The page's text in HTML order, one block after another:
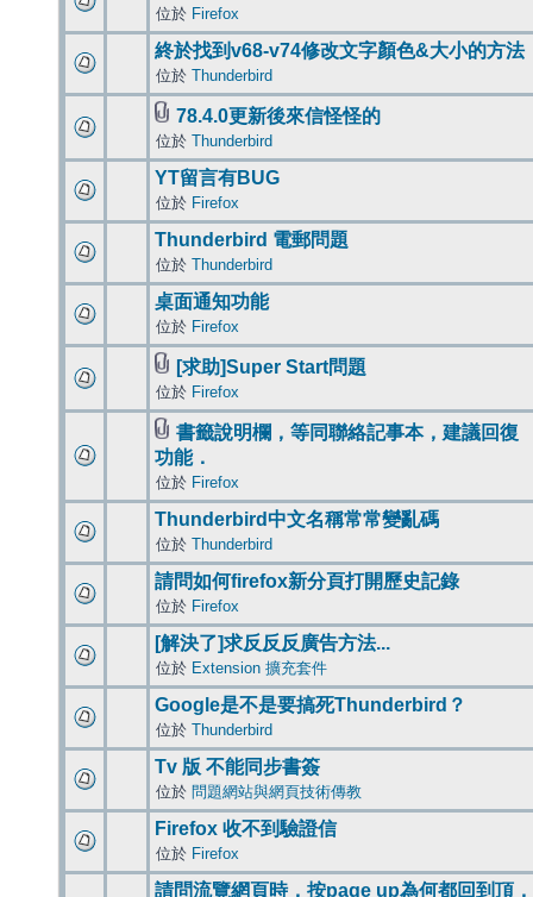
位於 Firefox
終於找到v68-v74修改文字顏色&大小的方法
位於 Thunderbird
78.4.0更新後來信怪怪的
位於 Thunderbird
YT留言有BUG
位於 Firefox
Thunderbird 電郵問題
位於 Thunderbird
桌面通知功能
位於 Firefox
[求助]Super Start問題
位於 Firefox
書籤說明欄，等同聯絡記事本，建議回復
功能．
位於 Firefox
Thunderbird中文名稱常常變亂碼
位於 Thunderbird
請問如何firefox新分頁打開歷史記錄
位於 Firefox
[解決了]求反反反廣告方法...
位於 Extension 擴充套件
Google是不是要搞死Thunderbird？
位於 Thunderbird
Tv 版 不能同步書簽
位於 問題網站與網頁技術傳教
Firefox 收不到驗證信
位於 Firefox
請問流覽網頁時，按page up為何都回到頂，